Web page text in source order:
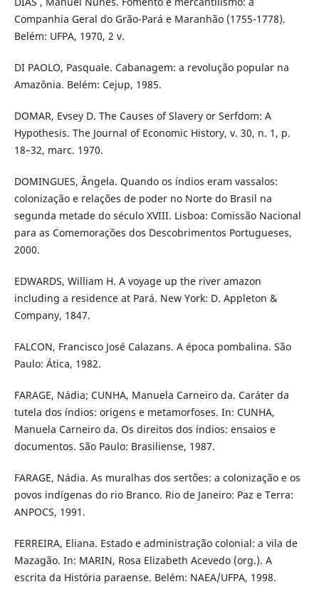
Companhia Geral do Grão-Pará e Maranhão (1755-1778).
Belém: UFPA, 1970, 2 v.
DI PAOLO, Pasquale. Cabanagem: a revolução popular na
Amazônia. Belém: Cejup, 1985.
DOMAR, Evsey D. The Causes of Slavery or Serfdom: A
Hypothesis. The Journal of Economic History, v. 30, n. 1, p.
18–32, marc. 1970.
DOMINGUES, Ângela. Quando os índios eram vassalos:
colonização e relações de poder no Norte do Brasil na
segunda metade do século XVIII. Lisboa: Comissão Nacional
para as Comemorações dos Descobrimentos Portugueses,
2000.
EDWARDS, William H. A voyage up the river amazon
including a residence at Pará. New York: D. Appleton &
Company, 1847.
FALCON, Francisco José Calazans. A época pombalina. São
Paulo: Ática, 1982.
FARAGE, Nádia; CUNHA, Manuela Carneiro da. Caráter da
tutela dos índios: origens e metamorfoses. In: CUNHA,
Manuela Carneiro da. Os direitos dos índios: ensaios e
documentos. São Paulo: Brasiliense, 1987.
FARAGE, Nádia. As muralhas dos sertões: a colonização e os
povos indígenas do rio Branco. Rio de Janeiro: Paz e Terra:
ANPOCS, 1991.
FERREIRA, Eliana. Estado e administração colonial: a vila de
Mazagão. In: MARIN, Rosa Elizabeth Acevedo (org.). A
escrita da História paraense. Belém: NAEA/UFPA, 1998.